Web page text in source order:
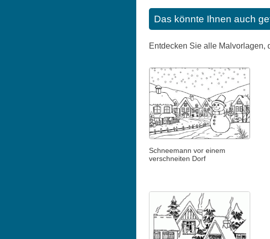
Das könnte Ihnen auch
Entdecken Sie alle Malvorlagen,
Schneemann vor einem
verschneiten Dorf